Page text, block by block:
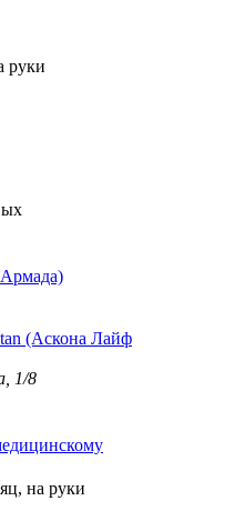
руки
(Аскона Лайф
1/8
на руки